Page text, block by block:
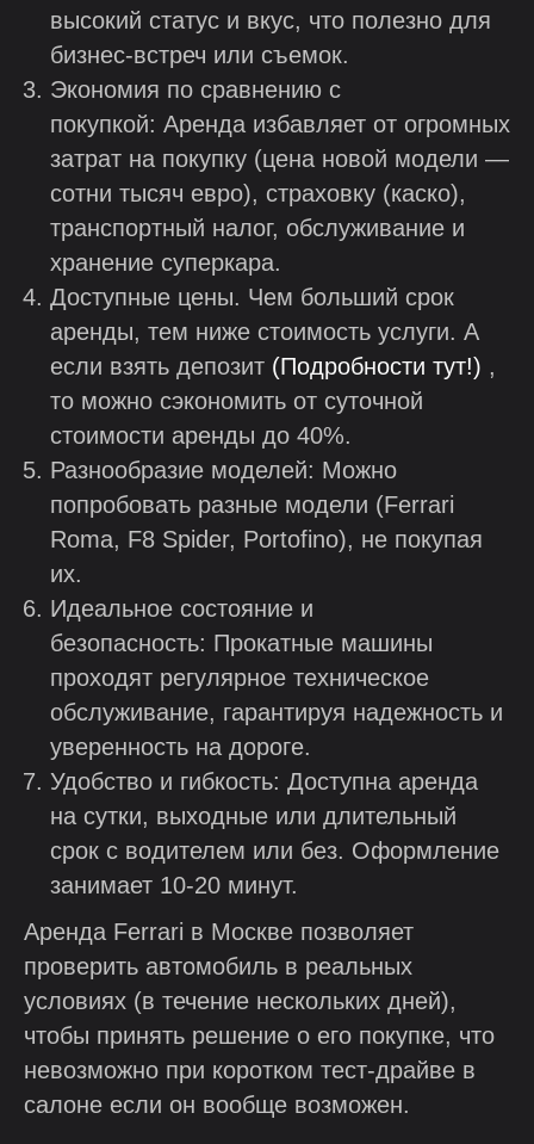
высокий статус и вкус, что полезно для
бизнес-встреч или съемок.
Экономия по сравнению с
покупкой: Аренда избавляет от огромных
затрат на покупку (цена новой модели —
сотни тысяч евро), страховку (каско),
транспортный налог, обслуживание и
хранение суперкара.
Доступные цены. Чем больший срок
аренды, тем ниже стоимость услуги. А
если взять депозит (Подробности тут!) ,
то можно сэкономить от суточной
стоимости аренды до 40%.
Разнообразие моделей: Можно
попробовать разные модели (Ferrari
Roma, F8 Spider, Portofino), не покупая
их.
Идеальное состояние и
безопасность: Прокатные машины
проходят регулярное техническое
обслуживание, гарантируя надежность и
уверенность на дороге.
Удобство и гибкость: Доступна аренда
на сутки, выходные или длительный
срок с водителем или без. Оформление
занимает 10-20 минут.
Аренда Ferrari в Москве позволяет
проверить автомобиль в реальных
условиях (в течение нескольких дней),
чтобы принять решение о его покупке, что
невозможно при коротком тест-драйве в
салоне если он вообще возможен.